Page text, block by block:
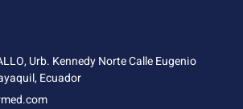
Urb. Kennedy Norte Calle Eugenio
Ecuador